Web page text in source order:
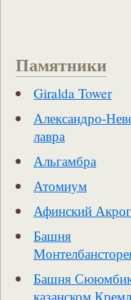
Памятники
Giralda Tower
Александро-
лавра
Альгамбра
Атомиум
Афинский
Башня
Башня
казанском